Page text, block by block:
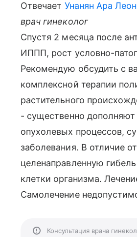
Отвечает Унанян Ара
врач гинеколог
Спустя 2 месяца после
ИППП, рост условно-
Рекомендую обсудить с
комплексной терапии
растительного
- существенно
опухолевых процессов,
заболевания. В отличие
целенаправленную
клетки организма.
Самолечение
Консультация врача